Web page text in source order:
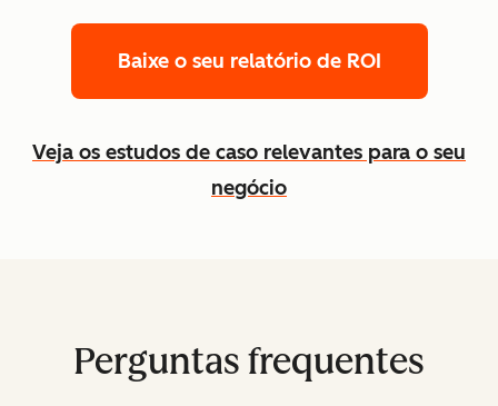
Baixe o seu relatório de ROI
Veja os estudos de caso relevantes para o seu
negócio
Perguntas frequentes